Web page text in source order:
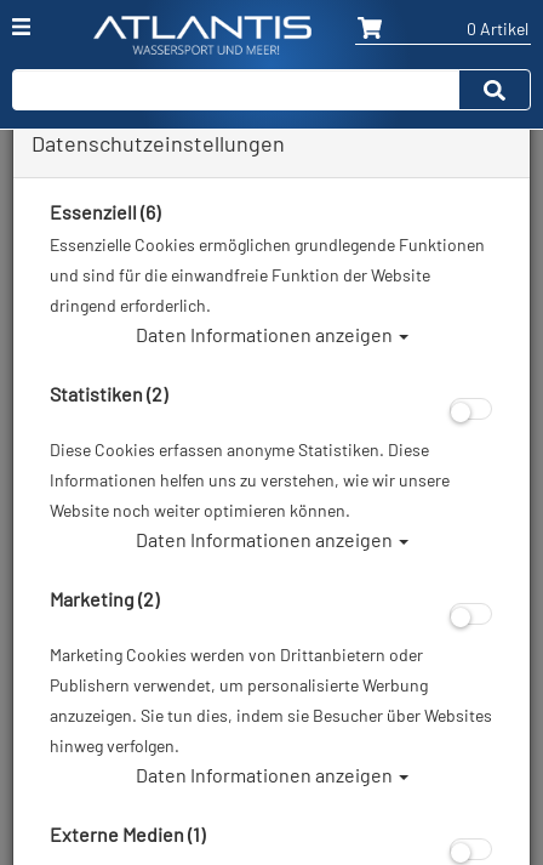
0 Artikel
Zurück
R
Datenschutzeinstellungen
Essenziell (6)
Essenzielle Cookies ermöglichen grundlegende Funktionen
und sind für die einwandfreie Funktion der Website
dringend erforderlich.
Daten Informationen anzeigen
Statistiken (2)
Diese Cookies erfassen anonyme Statistiken. Diese
Informationen helfen uns zu verstehen, wie wir unsere
Website noch weiter optimieren können.
Daten Informationen anzeigen
Marketing (2)
Marketing Cookies werden von Drittanbietern oder
Publishern verwendet, um personalisierte Werbung
anzuzeigen. Sie tun dies, indem sie Besucher über Websites
hinweg verfolgen.
Daten Informationen anzeigen
Externe Medien (1)